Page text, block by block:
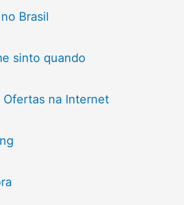
Brasil
sinto quando
Ofertas na Internet